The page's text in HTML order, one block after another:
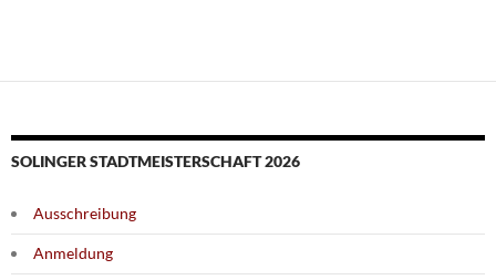
SOLINGER STADTMEISTERSCHAFT 2026
Ausschreibung
Anmeldung